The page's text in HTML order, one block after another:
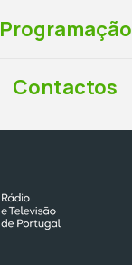
Programação
Contactos